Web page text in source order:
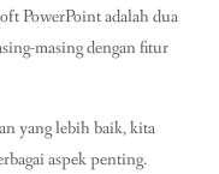
PowerPoint adalah dua
masing dengan fitur
yang lebih baik, kita
aspek penting.